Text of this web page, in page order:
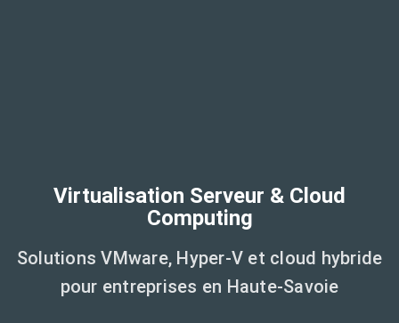
Virtualisation Serveur & Cloud
Computing
Solutions VMware, Hyper-V et cloud hybride
pour entreprises en Haute-Savoie